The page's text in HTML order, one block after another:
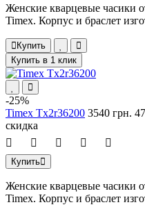
Женские кварцевые часики
Timex. Корпус и браслет
Купить
Купить в 1 клик
-25%
Timex Tx2r36200 3540 грн.
скидка
Купить
Женские кварцевые часики
Timex. Корпус и браслет